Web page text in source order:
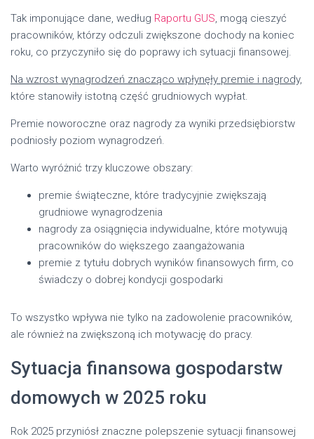
Tak imponujące dane, według Raportu GUS, mogą cieszyć
pracowników, którzy odczuli zwiększone dochody na koniec
roku, co przyczyniło się do poprawy ich sytuacji finansowej.
Na wzrost wynagrodzeń znacząco wpłynęły premie i nagrody,
które stanowiły istotną część grudniowych wypłat.
Premie noworoczne oraz nagrody za wyniki przedsiębiorstw
podniosły poziom wynagrodzeń.
Warto wyróżnić trzy kluczowe obszary:
premie świąteczne, które tradycyjnie zwiększają
grudniowe wynagrodzenia
nagrody za osiągnięcia indywidualne, które motywują
pracowników do większego zaangażowania
premie z tytułu dobrych wyników finansowych firm, co
świadczy o dobrej kondycji gospodarki
To wszystko wpływa nie tylko na zadowolenie pracowników,
ale również na zwiększoną ich motywację do pracy.
Sytuacja finansowa gospodarstw
domowych w 2025 roku
Rok 2025 przyniósł znaczne polepszenie sytuacji finansowej